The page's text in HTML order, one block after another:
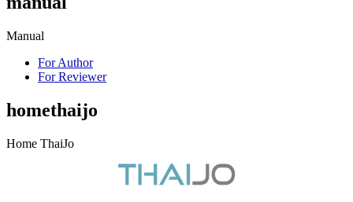
Manual
For Author
For Reviewer
homethaijo
Home ThaiJo